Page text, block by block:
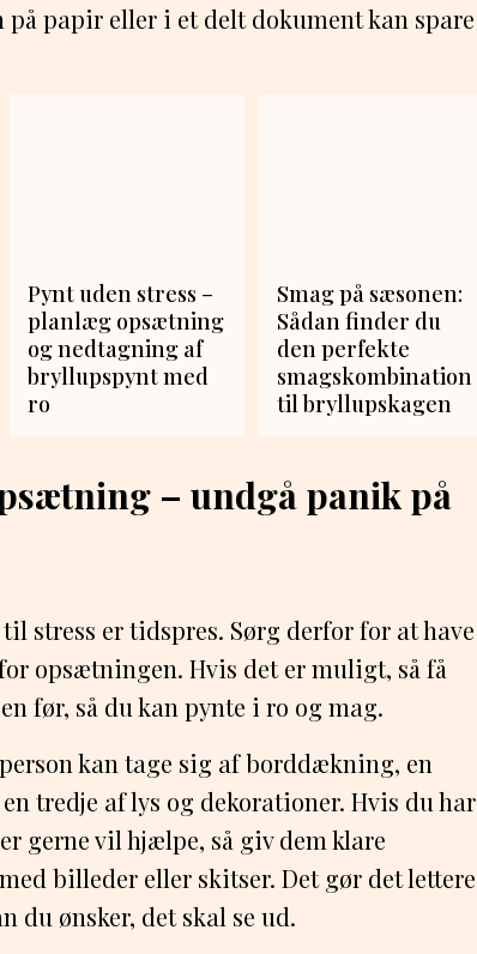
på papir eller i et delt dokument kan spare
Pynt uden stress –
planlæg opsætning
og nedtagning af
bryllupspynt med
ro
Smag på sæsonen:
Sådan finder du
den perfekte
smagskombination
til bryllupskagen
– undgå panik på
stress er tidspres. Sørg derfor for at have
opsætningen. Hvis det er muligt, så få
før, så du kan pynte i ro og mag.
kan tage sig af borddækning, en
tredje af lys og dekorationer. Hvis du har
gerne vil hjælpe, så giv dem klare
billeder eller skitser. Det gør det lettere
du ønsker, det skal se ud.